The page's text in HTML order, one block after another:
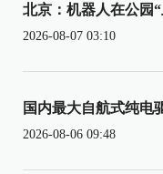
北京：机器人在公园
2026-08-07 03:10
国内最大自航式纯电
2026-08-06 09:48